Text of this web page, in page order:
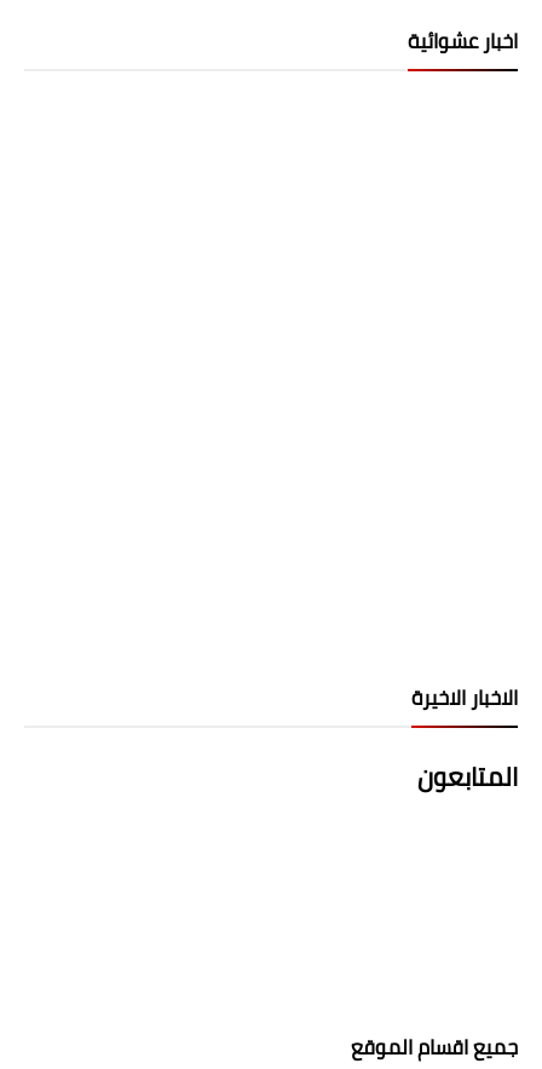
اخبار عشوائية
الاخبار الاخيرة
المتابعون
جميع اقسام الموقع